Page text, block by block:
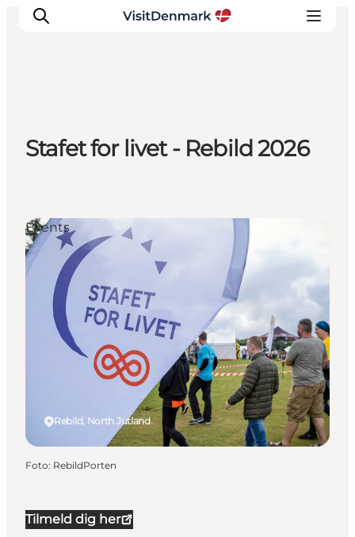
Inspiration
Resmål
Planera resan
Stafet for livet - Rebild 2026
Tilmeld dig her
Rebild, North Jutland
Events
Foto: RebildPorten